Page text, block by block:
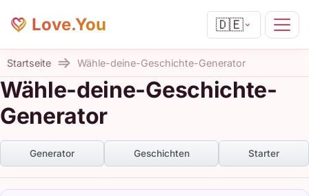
Love.You 🇩🇪
Startseite Wähle-deine-Geschichte-Generator
Wähle-deine-Geschichte-
Generator
Generator Geschichten Starter